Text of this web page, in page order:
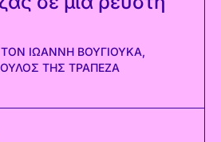
ΤΟΝ ΙΩΆΝΝΗ ΒΟΥΓΙΟΎΚΑ,
ΤΗΣ ΤΡΆΠΕΖΑ